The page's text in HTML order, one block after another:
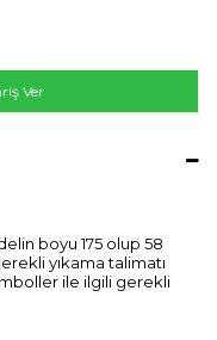
Ver
boyu 175 olup 58
yıkama talimatı
ile ilgili gerekli